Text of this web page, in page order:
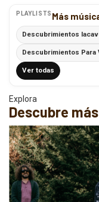
PLAYLISTS Más
Descubrimientos
Descubrimientos Para
Ver todas
Explora
Descubre